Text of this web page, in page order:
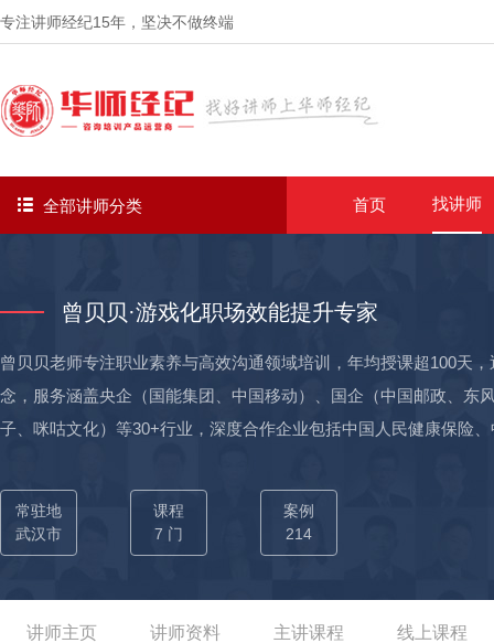
专注讲师经纪15年 ，坚决不做终端
全部讲师分类 首页 找讲师
曾贝贝·游戏化职场效能提升专家
曾贝贝老师专注职业素养与高效沟通领域培训，年均授课超100天
念，服务涵盖央企（国能集团、中国移动）、国企（中国邮政、东
子、咪咕文化）等30+行业，深度合作企业包括中国人民健康保险
习矩阵”，灵活运用剧本杀、沙盘推演、翻转课堂等创新形式，结
知、压力管理等核心能力。典型课程《职场局中局》系列通过情
能力，广受企业高管与新生代员工好评。
常驻地
武汉市
课程
7 门
案例
214
讲师主页 讲师资料 主讲课程 线上课程